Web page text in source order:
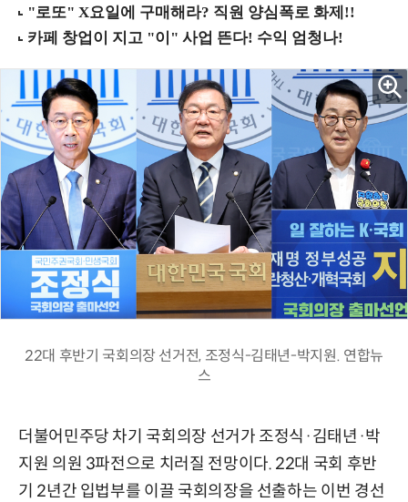
22대 후반기 국회의장 선거전, 조정식-김태년-박지원. 연합뉴
스
더불어민주당 차기 국회의장 선거가 조정식·김태년·박
지원 의원 3파전으로 치러질 전망이다. 22대 국회 후반
기 2년간 입법부를 이끌 국회의장을 선출하는 이번 경선